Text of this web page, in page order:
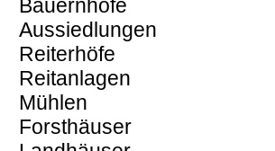
Bauernhöfe
Aussiedlungen
Reiterhöfe
Reitanlagen
Mühlen
Forsthäuser